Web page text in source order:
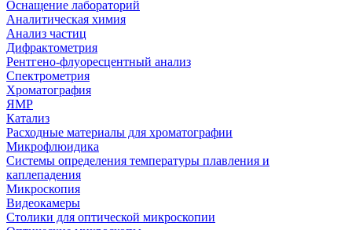
Оснащение лабораторий
Аналитическая химия
Анализ частиц
Дифрактометрия
Рентгено-флуоресцентный анализ
Спектрометрия
Хроматография
ЯМР
Катализ
Расходные материалы для хроматографии
Микрофлюидика
Системы определения температуры плавления и
каплепадения
Микроскопия
Видеокамеры
Столики для оптической микроскопии